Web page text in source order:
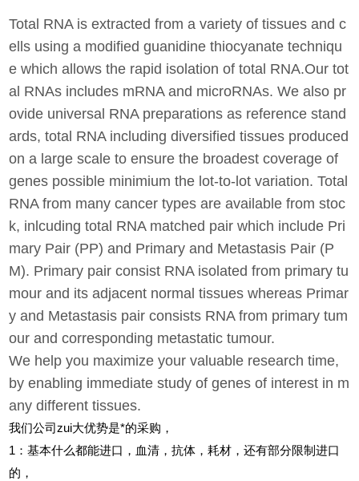
Total RNA is extracted from a variety of tissues and c
ells using a modified guanidine thiocyanate techniqu
e which allows the rapid isolation of total RNA.Our tot
al RNAs includes mRNA and microRNAs. We also pr
ovide universal RNA preparations as reference stand
ards, total RNA including diversified tissues produced
on a large scale to ensure the broadest coverage of
genes possible minimium the lot-to-lot variation. Total
RNA from many cancer types are available from stoc
k, inlcuding total RNA matched pair which include Pri
mary Pair (PP) and Primary and Metastasis Pair (P
M). Primary pair consist RNA isolated from primary tu
mour and its adjacent normal tissues whereas Primar
y and Metastasis pair consists RNA from primary tum
our and corresponding metastatic tumour.
We help you maximize your valuable research time,
by enabling immediate study of genes of interest in m
any different tissues.
我们公司zui大优势是*的采购，
1 ：基本什么都能进口，血清，抗体，耗材，还有部分限制进口
的，